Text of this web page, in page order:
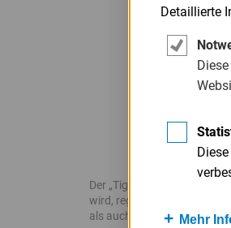
Der „Tiger“ (oberes Bild)
wird, regenerativ. Die
als auch mit Wärme
Detaillierte
Mehr